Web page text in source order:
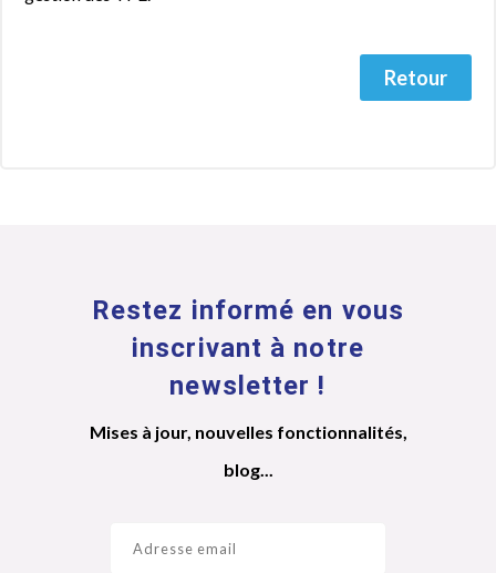
Retour
Restez informé en vous
inscrivant à notre
newsletter !
Mises à jour, nouvelles fonctionnalités,
blog...